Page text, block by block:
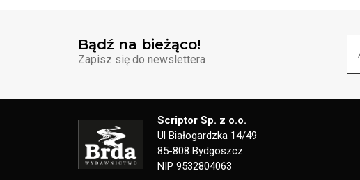
Bądź na bieżąco!
Zapisz się do newslettera
Scriptor Sp. z o.o.
Ul Białogardzka 14/49
85-808 Bydgoszcz
NIP 9532804063